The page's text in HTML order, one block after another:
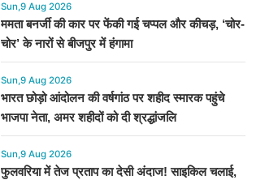
Sun,9 Aug 2026
ममता बनर्जी की कार पर फेंकी गई चप्पल और कीचड़, ‘चोर-
चोर’ के नारों से बीजपुर में हंगामा
Sun,9 Aug 2026
भारत छोड़ो आंदोलन की वर्षगांठ पर शहीद स्मारक पहुंचे
भाजपा नेता, अमर शहीदों को दी श्रद्धांजलि
Sun,9 Aug 2026
फुलवरिया में तेज प्रताप का देसी अंदाज! साइकिल चलाई,